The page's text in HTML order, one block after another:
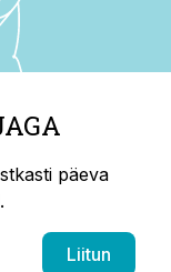
päeva
Liitun